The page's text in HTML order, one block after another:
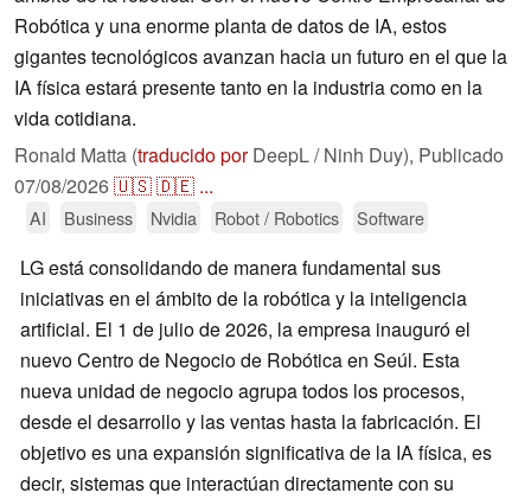
Robótica y una enorme planta de datos de IA, estos
gigantes tecnológicos avanzan hacia un futuro en el que la
IA física estará presente tanto en la industria como en la
vida cotidiana.
Ronald Matta (traducido porDeepL / Ninh Duy), Publicado
07/08/2026🇺🇸🇩🇪 ...
AI Business Nvidia Robot / Robotics Software
LG está consolidando de manera fundamental sus
iniciativas en el ámbito de la robótica y la inteligencia
artificial. El 1 de julio de 2026, la empresa inauguró el
nuevo Centro de Negocio de Robótica en Seúl. Esta
nueva unidad de negocio agrupa todos los procesos,
desde el desarrollo y las ventas hasta la fabricación. El
objetivo es una expansión significativa de la IA física, es
decir, sistemas que interactúan directamente con su